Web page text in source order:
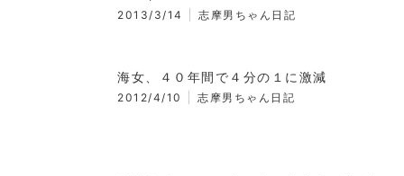
2013/3/14 志摩男ちゃん日記
海女、４０年間で４分の１に激減
2012/4/10 志摩男ちゃん日記